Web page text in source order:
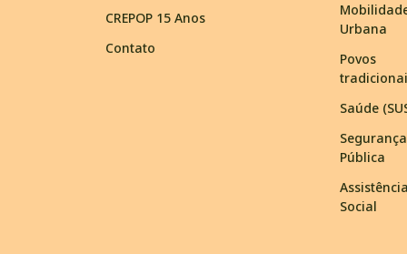
CREPOP 15 Anos
Contato
Urbana
Povos
Saúde
Segurança
Pública
Social